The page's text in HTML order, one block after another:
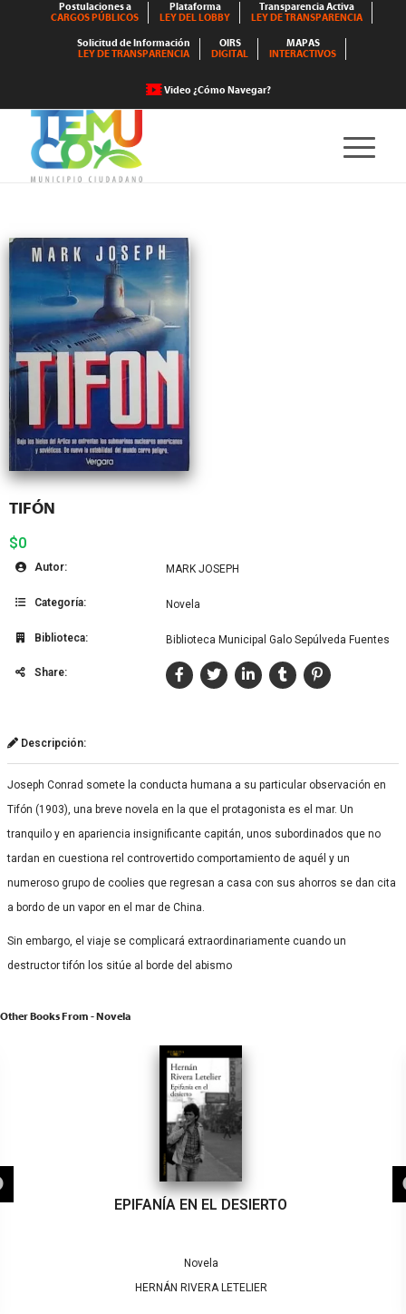
Postulaciones a
CARGOS PÚBLICOS
Plataforma
LEY DEL LOBBY
Transparencia Activa
LEY DE TRANSPARENCIA
Solicitud de Información
LEY DE TRANSPARENCIA
OIRS
DIGITAL
MAPAS
INTERACTIVOS
Video ¿Cómo Navegar?
TIFÓN
$0
Autor: MARK JOSEPH
Categoría: Novela
Biblioteca: Biblioteca Municipal Galo Sepúlveda Fuentes
Share:
Descripción:
Joseph Conrad somete la conducta humana a su particular observación en
Tifón (1903), una breve novela en la que el protagonista es el mar. Un
tranquilo y en apariencia insignificante capitán, unos subordinados que no
tardan en cuestiona rel controvertido comportamiento de aquél y un
numeroso grupo de coolies que regresan a casa con sus ahorros se dan cita
a bordo de un vapor en el mar de China.
Sin embargo, el viaje se complicará extraordinariamente cuando un
destructor tifón los sitúe al borde del abismo
Other Books From - Novela
EPIFANÍA EN EL DESIERTO
Novela
HERNÁN RIVERA LETELIER